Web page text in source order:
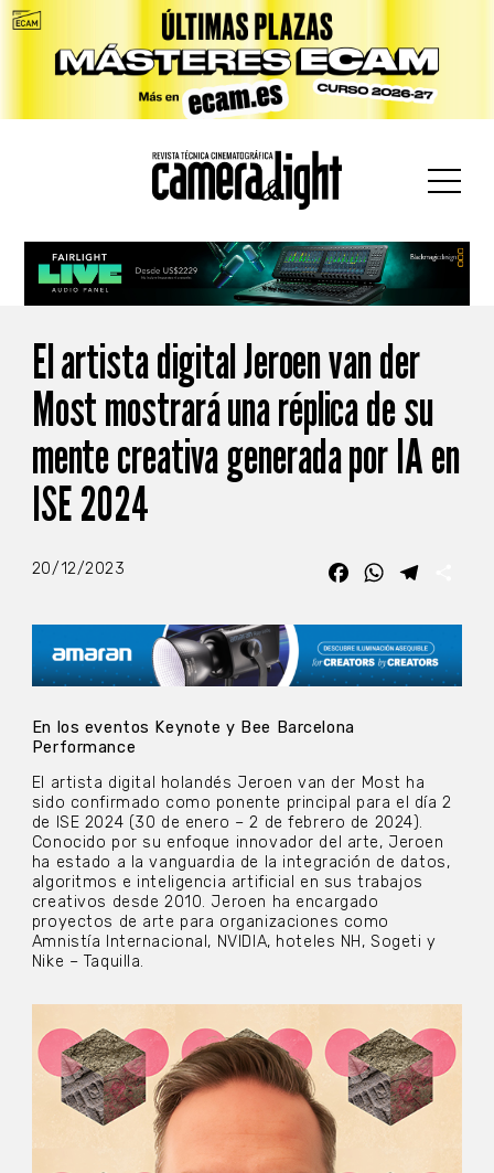
El artista digital Jeroen van der
Most mostrará una réplica de su
mente creativa generada por IA en
ISE 2024
20/12/2023 FacebookWhatsApp
En los eventos Keynote y Bee Barcelona
Performance
El artista digital holandés Jeroen van der Most ha
sido confirmado como ponente principal para el día 2
de ISE 2024 (30 de enero – 2 de febrero de 2024).
Conocido por su enfoque innovador del arte, Jeroen
ha estado a la vanguardia de la integración de datos,
algoritmos e inteligencia artificial en sus trabajos
creativos desde 2010. Jeroen ha encargado
proyectos de arte para organizaciones como
Amnistía Internacional, NVIDIA, hoteles NH, Sogeti y
Nike – Taquilla.